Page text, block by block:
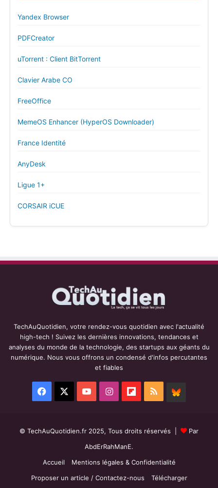
Yandex Browser
PDFCreator
uTorrent : Client BitTorrent
Clavier Arabe CO
FreeOffice
MemeOS Enhancer (HyperOS Downloader)
France Identité
AnyDesk
Ligue 1+
CORSAIR iCUE
TechAuQuotidien, votre rendez-vous quotidien avec l'actualité
high-tech ! Suivez les dernières innovations, tendances et
analyses du monde de la technologie, des startups aux géants du
numérique. Nous vous offrons un condensé d'infos percutantes
et fiables
Facebook YouTubeInstagramFlipboard
RSS
© TechAuQuotidien.fr 2025, Tous droits réservés |
Par
AbdErRahManE.
Accueil
Mentions légales & Confidentialité
Proposer un article / Contactez-nous
Télécharger